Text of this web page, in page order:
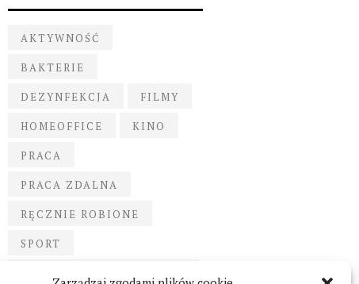
AKTYWNOŚĆ
BAKTERIE
DEZYNFEKCJA FILMY
HOMEOFFICE KINO
PRACA
PRACA ZDALNA
RĘCZNIE ROBIONE
SPORT